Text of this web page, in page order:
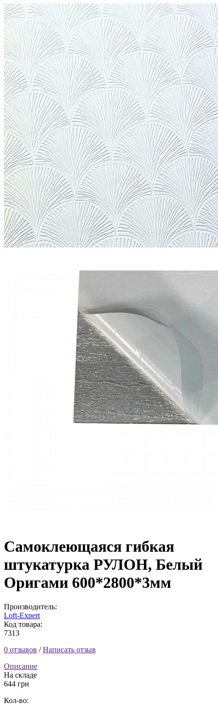
Самоклеющаяся гибкая
штукатурка РУЛОН, Белый
Оригами 600*2800*3мм
Производитель:
Loft-Expert
Код товара:
7313
0 отзывов /Написать отзыв
Описание
На складе
644 грн
Кол-во: